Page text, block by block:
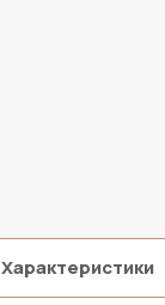
Характеристики